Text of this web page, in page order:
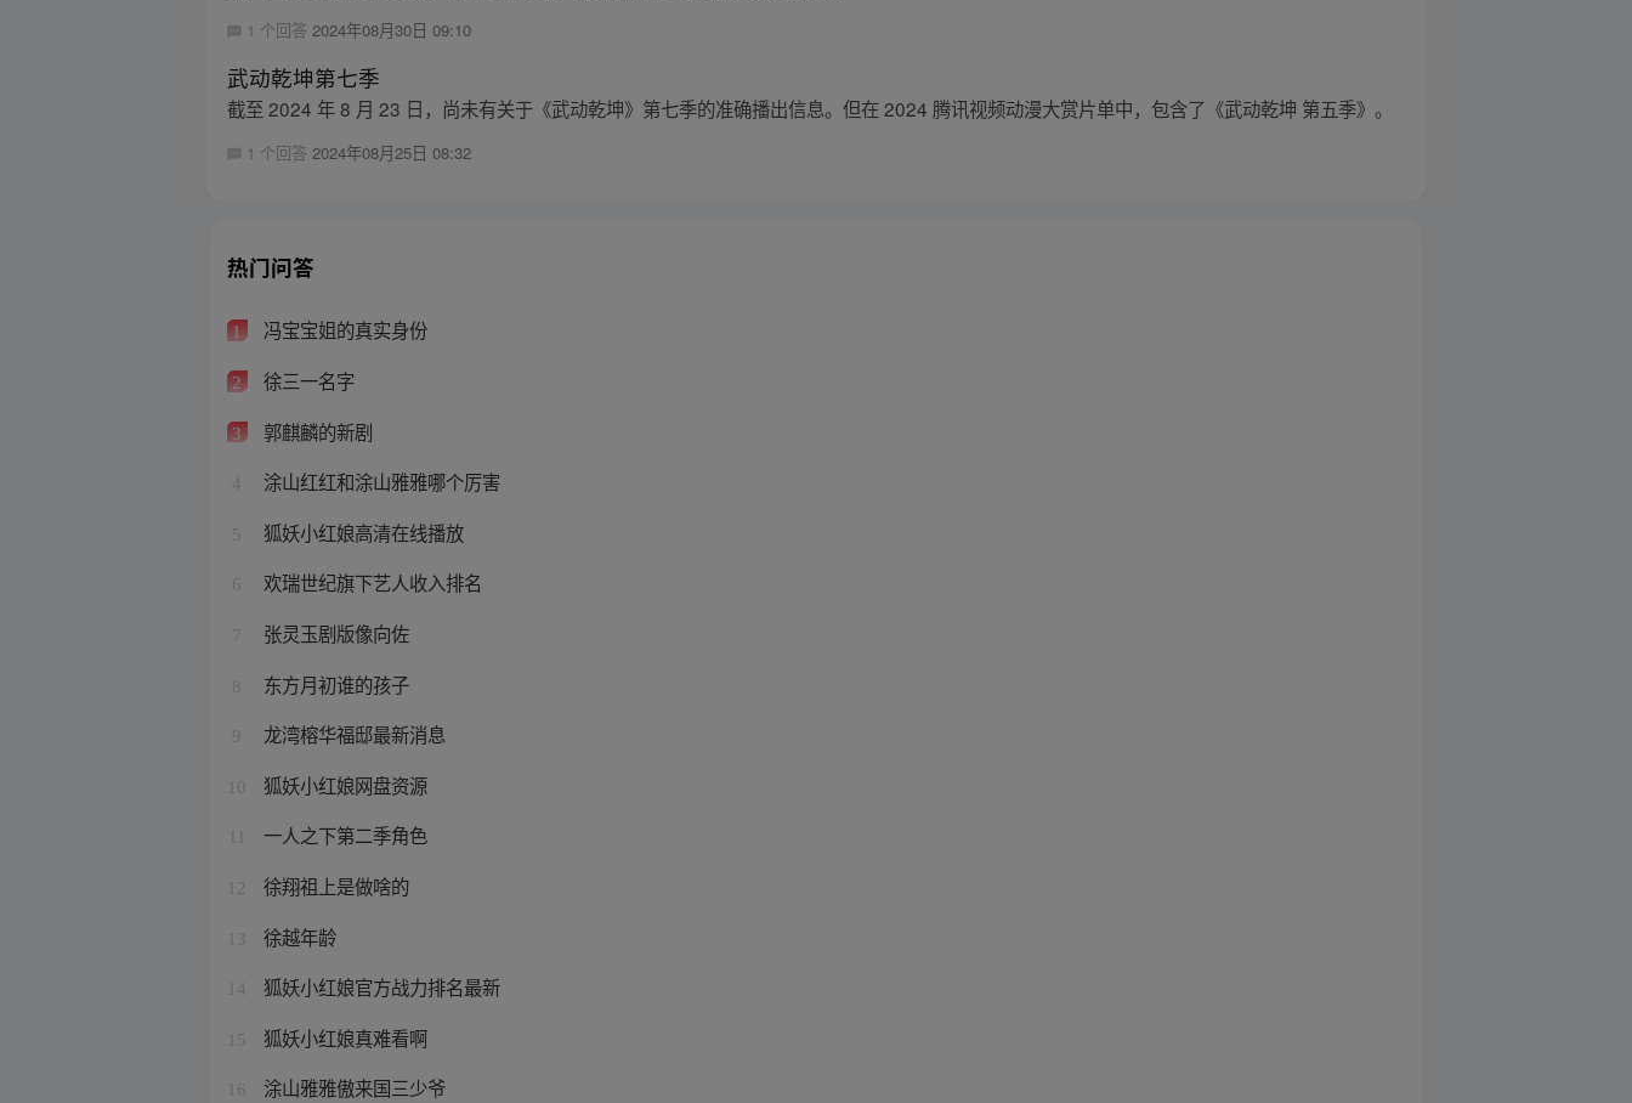
1 个回答 2024年08月30日 09:10
武动乾坤第七季
截至 2024 年 8 月 23 日，尚未有关于《武动乾坤》第七季的准确播出信息。但在 2024 腾讯视频动漫大赏片单中，包含了《武动乾坤 第五季》。
1 个回答2024年08月25日 08:32
热门问答
1 冯宝宝姐的真实身份
2 徐三一名字
3 郭麒麟的新剧
4 涂山红红和涂山雅雅哪个厉害
5 狐妖小红娘高清在线播放
6 欢瑞世纪旗下艺人收入排名
7 张灵玉剧版像向佐
8 东方月初谁的孩子
9 龙湾榕华福邸最新消息
10 狐妖小红娘网盘资源
一人之下第二季角色
12 徐翔祖上是做啥的
13 徐越年龄
14 狐妖小红娘官方战力排名最新
15 狐妖小红娘真难看啊
16 涂山雅雅傲来国三少爷